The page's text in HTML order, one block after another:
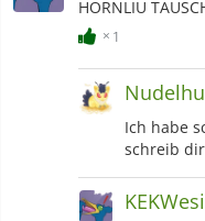
HORNLIU
1
Ich habe
schreib
KEKWesi